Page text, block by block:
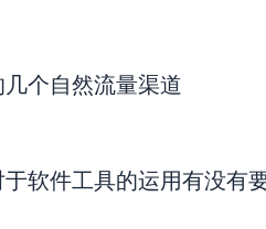
个自然流量渠道
软件工具的运用有没有